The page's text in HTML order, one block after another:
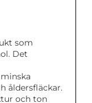
som
Det
åldersfläckar.
och ton